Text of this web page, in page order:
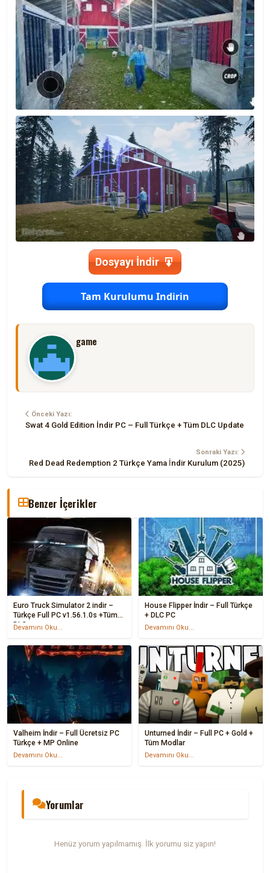
Dosyayı İndir
Tam Kurulumu Indirin
game
Önceki Yazı:
Swat 4 Gold Edition İndir PC – Full Türkçe + Tüm DLC Update
Sonraki Yazı:
Red Dead Redemption 2 Türkçe Yama İndir Kurulum (2025)
Benzer İçerikler
Euro Truck Simulator 2 indir –
Türkçe Full PC v1.56.1.0s +Tüm
DLC
Devamını Oku...
House Flipper İndir – Full Türkçe
+ DLC PC
Devamını Oku...
Valheim İndir – Full Ücretsiz PC
Türkçe + MP Online
Devamını Oku...
Unturned İndir – Full PC + Gold +
Tüm Modlar
Devamını Oku...
Yorumlar
Henüz yorum yapılmamış. İlk yorumu siz yapın!